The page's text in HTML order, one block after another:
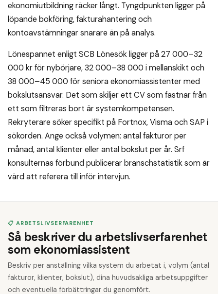
ekonomiutbildning räcker långt. Tyngdpunkten ligger på
löpande bokföring, fakturahantering och
kontoavstämningar snarare än på analys.
Lönespannet enligt SCB Lönesök ligger på 27 000–32
000 kr för nybörjare, 32 000–38 000 i mellanskikt och
38 000–45 000 för seniora ekonomiassistenter med
bokslutsansvar. Det som skiljer ett CV som fastnar från
ett som filtreras bort är systemkompetensen.
Rekryterare söker specifikt på Fortnox, Visma och SAP i
sökorden. Ange också volymen: antal fakturor per
månad, antal klienter eller antal bokslut per år. Srf
konsulternas förbund publicerar branschstatistik som är
värd att referera till inför intervjun.
📋 ARBETSLIVSERFARENHET
Så beskriver du arbetslivserfarenhet
som ekonomiassistent
Beskriv per anställning vilka system du arbetat i, volym (antal
fakturor, klienter, bokslut), dina huvudsakliga arbetsuppgifter
och eventuella förbättringar du genomfört.